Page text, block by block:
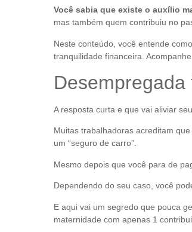
Você sabia que existe o auxílio
mas também quem contribuiu no
Neste conteúdo, você entende
tranquilidade financeira.
A resposta curta e que vai aliviar
Muitas trabalhadoras acreditam
um “seguro de carro”.
Mesmo depois que você para de
Dependendo do seu caso, você
E aqui vai um segredo que pouca
maternidade com apenas 1